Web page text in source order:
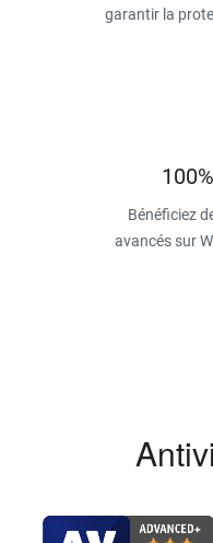
garantir la
Bénéficiez
avancés sur